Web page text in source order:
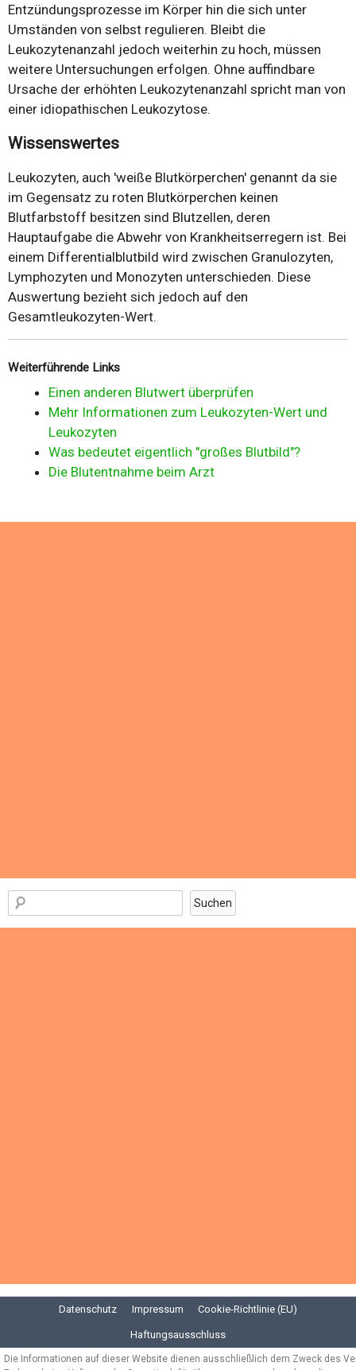
Entzündungsprozesse im Körper hin die sich unter
Umständen von selbst regulieren. Bleibt die
Leukozytenanzahl jedoch weiterhin zu hoch, müssen
weitere Untersuchungen erfolgen. Ohne auffindbare
Ursache der erhöhten Leukozytenanzahl spricht man von
einer idiopathischen Leukozytose.
Wissenswertes
Leukozyten, auch 'weiße Blutkörperchen' genannt da sie
im Gegensatz zu roten Blutkörperchen keinen
Blutfarbstoff besitzen sind Blutzellen, deren
Hauptaufgabe die Abwehr von Krankheitserregern ist. Bei
einem Differentialblutbild wird zwischen Granulozyten,
Lymphozyten und Monozyten unterschieden. Diese
Auswertung bezieht sich jedoch auf den
Gesamtleukozyten-Wert.
Weiterführende Links
Einen anderen Blutwert überprüfen
Mehr Informationen zum Leukozyten-Wert und
Leukozyten
Was bedeutet eigentlich "großes Blutbild"?
Die Blutentnahme beim Arzt
Datenschutz Impressum Cookie-Richtlinie (EU)
Haftungsausschluss